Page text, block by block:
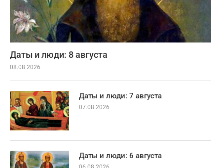
Даты и люди: 8 августа
08.08.2026
Даты и люди: 7 августа
07.08.2026
Даты и люди: 6 августа